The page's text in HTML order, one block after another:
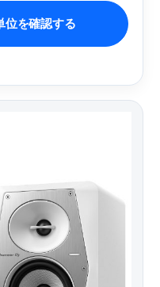
位を確認する